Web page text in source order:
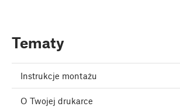
Tematy
Instrukcje montażu
O Twojej drukarce